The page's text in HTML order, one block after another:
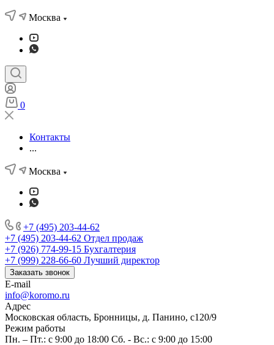
Москва
0
Контакты
...
Москва
+7 (495) 203-44-62
+7 (495) 203-44-62 Отдел продаж
+7 (926) 774-99-15 Бухгалтерия
+7 (999) 228-66-60 Лучший директор
Заказать звонок
E-mail
info@koromo.ru
Адрес
Московская область, Бронницы, д. Панино, с120/9
Режим работы
Пн. – Пт.: с 9:00 до 18:00 Сб. - Вс.: с 9:00 до 15:00